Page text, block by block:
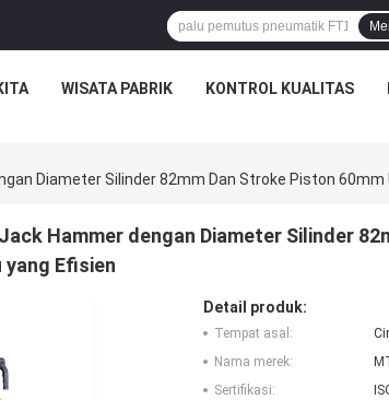
WISATA PABRIK KONTROL KUALITAS
Diameter Silinder 82mm Dan Stroke Piston
Hammer dengan Diameter Silinder
yang Efisien
Detail produk:
Tempat asal:
Nama merek:
Sertifikasi: